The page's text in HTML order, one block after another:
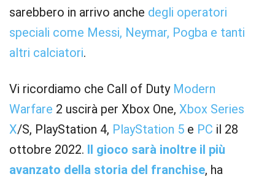
sarebbero in arrivo anche degli operatori
speciali come Messi, Neymar, Pogba e tanti
altri calciatori.
Vi ricordiamo che Call of Duty Modern
Warfare 2 uscirà per Xbox One, Xbox Series
X/S, PlayStation 4, PlayStation 5 e PC il 28
ottobre 2022. Il gioco sarà inoltre il più
avanzato della storia del franchise, ha